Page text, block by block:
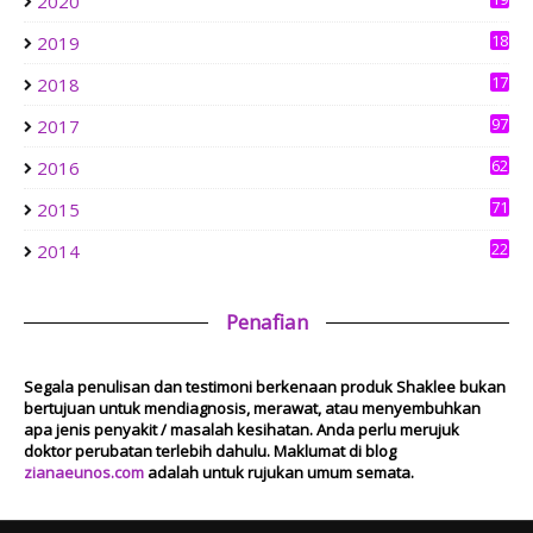
Mesyuarat Badan Kebajikan Sekolah Agama dan Penyampaian
1 week ago
Show All
2019
18
2018
17
2017 97
2016 62
2015 71
2014 22
Penafian
Segala penulisan dan testimoni berkenaan produk Shaklee bukan
bertujuan untuk mendiagnosis, merawat, atau menyembuhkan
apa jenis penyakit / masalah kesihatan. Anda perlu merujuk
doktor perubatan terlebih dahulu. Maklumat di blog
zianaeunos.com adalah untuk rujukan umum semata.